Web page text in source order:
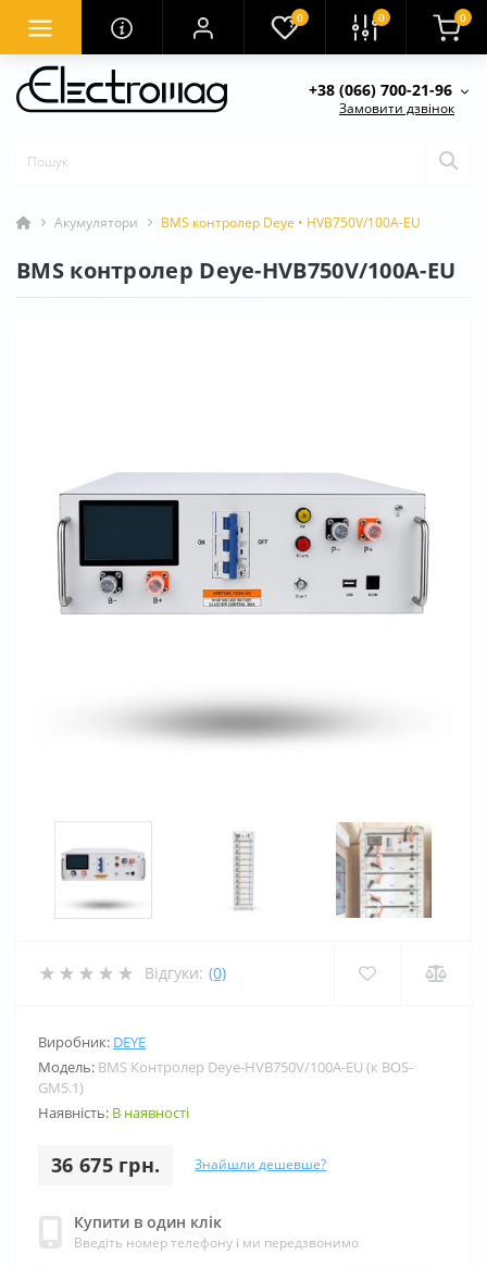
0 0 0
+38 (066) 700-21-96
Замовити дзвінок
Акумулятори BMS контролер Deye • HVB750V/100A-EU
BMS контролер Deye-HVB750V/100A-EU
Відгуки: (0)
Виробник: DEYE
Модель: BMS Контролер Deye-HVB750V/100A-EU (к BOS-
GM5.1)
Наявність: В наявності
36 675 грн. Знайшли дешевше?
Купити в один клік
Введіть номер телефону і ми передзвонимо